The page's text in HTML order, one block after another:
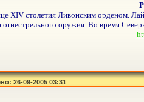
XIV столетия Ливонским орденом.
оружия. Во время
26-09-2005 03:31